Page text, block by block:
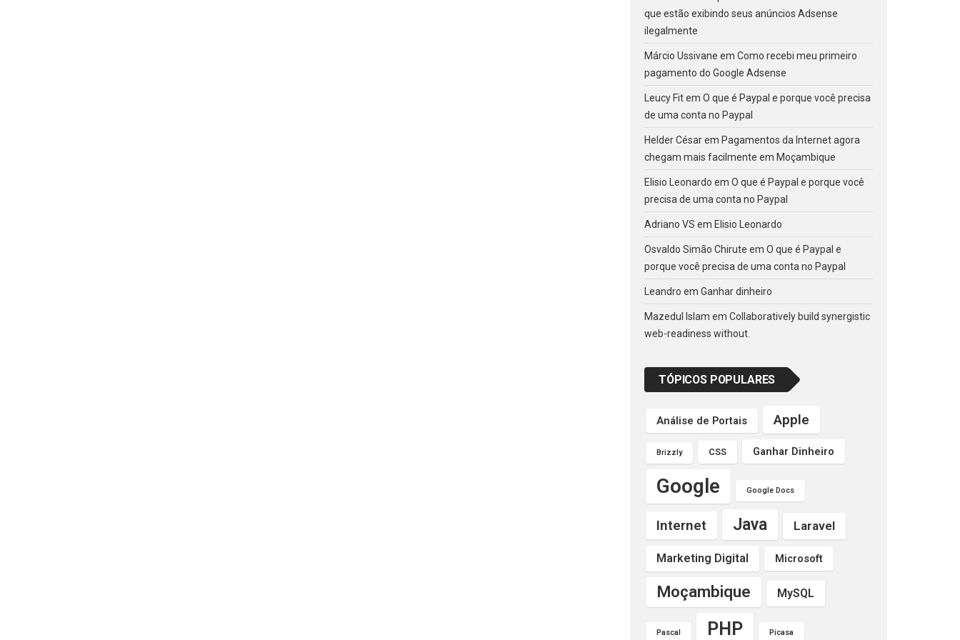
que estão exibindo seus anúncios Adsense
ilegalmente
Márcio Ussivane em Como recebi meu primeiro
pagamento do Google Adsense
Leucy Fitem O que é Paypal e porque você precisa
de uma conta no Paypal
Helder Césarem Pagamentos da Internet agora
chegam mais facilmente em Moçambique
Elisio Leonardo em O que é Paypal e porque você
precisa de uma conta no Paypal
Adriano VS em Elisio Leonardo
Osvaldo Simão Chirute em O que é Paypal e
porque você precisa de uma conta no Paypal
Leandro em Ganhar dinheiro
Mazedul Islam em Collaboratively build synergistic
web-readiness without.
TÓPICOS POPULARES
Análise de Portais Apple
Brizzly CSS Ganhar Dinheiro
Google Google Docs
Internet Java Laravel
Marketing Digital Microsoft
Moçambique MySQL
Pascal PHP Picasa